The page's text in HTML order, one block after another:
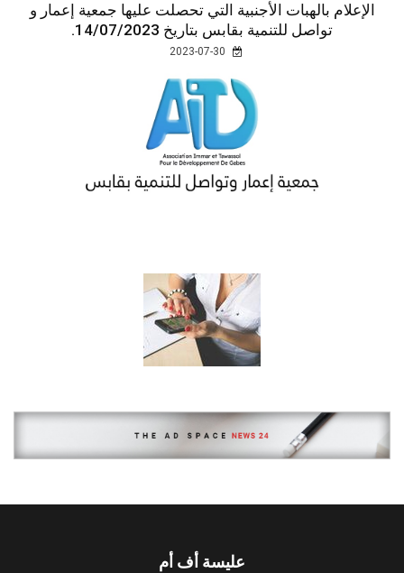
الإعلام بالهبات الأجنبية التي تحصلت عليها جمعية إعمار و
تواصل للتنمية بقابس بتاريخ 14/07/2023.
عليسة أف أم